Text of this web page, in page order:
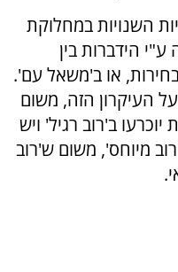
השנויות במחלוקת
הידברות בין
או ב'משאל עם'.
העיקרון הזה, משום
ב'רוב רגיל' ויש
מיוחס', משום ש'רוב